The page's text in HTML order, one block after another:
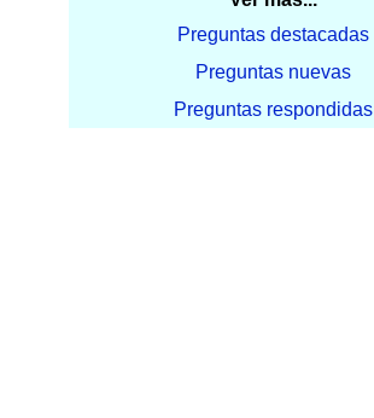
Preguntas destacadas
Preguntas nuevas
Preguntas respondidas